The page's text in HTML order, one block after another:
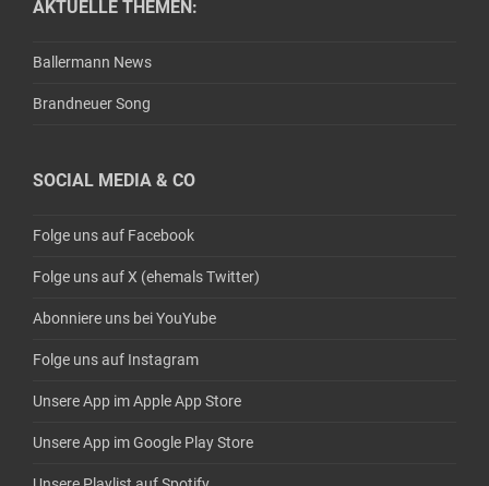
AKTUELLE THEMEN:
Ballermann News
Brandneuer Song
SOCIAL MEDIA & CO
Folge uns auf Facebook
Folge uns auf X (ehemals Twitter)
Abonniere uns bei YouYube
Folge uns auf Instagram
Unsere App im Apple App Store
Unsere App im Google Play Store